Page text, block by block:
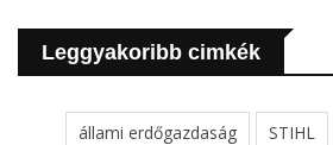
Leggyakoribb cimkék
állami erdőgazdaság STIHL